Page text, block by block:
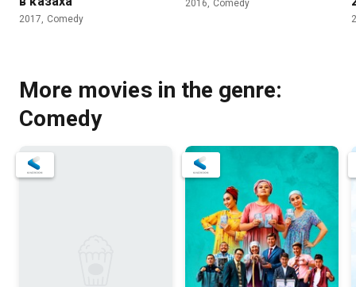
2017, Comedy
2016, Comedy
More movies in the genre:
Comedy